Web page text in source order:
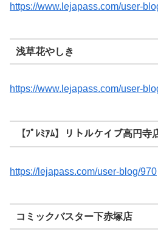
https://www.lejapass.com/user-
浅草花やしき
https://www.lejapass.com/user-
【ﾌﾟﾚﾐｱﾑ】リトルケイブ高円寺
https://lejapass.com/user-blog/970
コミックバスター下赤塚店